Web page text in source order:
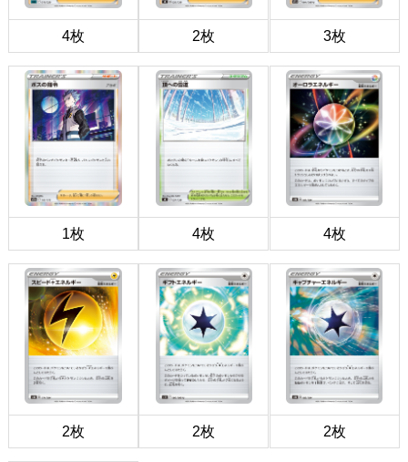
4枚 2枚 3枚
1枚 4枚 4枚
2枚 2枚 2枚